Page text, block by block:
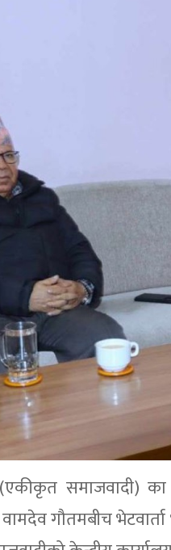
समाजवादी) का
गौतमबीच